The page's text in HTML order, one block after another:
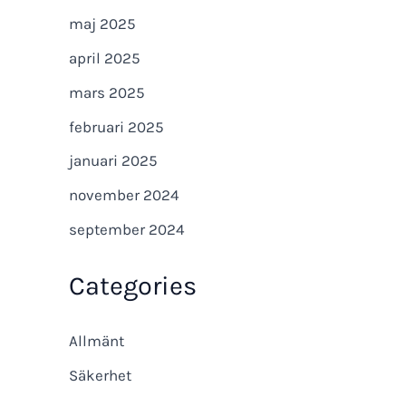
maj 2025
april 2025
mars 2025
februari 2025
januari 2025
november 2024
september 2024
Categories
Allmänt
Säkerhet